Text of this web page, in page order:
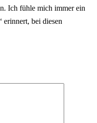
Ich fühle mich immer ein
erinnert, bei diesen